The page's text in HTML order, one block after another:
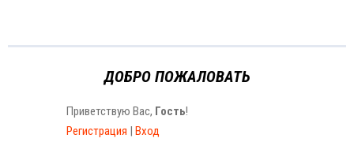
ДОБРО ПОЖАЛОВАТЬ
Приветствую Вас, Гость!
Регистрация | Вход